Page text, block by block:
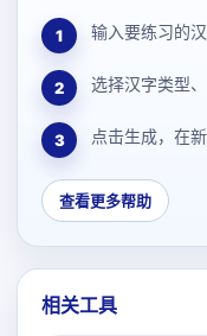
1 输入要练习的汉
2 选择汉字类型
3 点击生成，在
查看更多帮助
相关工具